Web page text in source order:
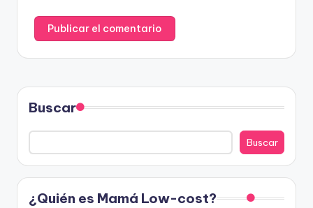
Buscar
Buscar
¿Quién es Mamá Low-cost?